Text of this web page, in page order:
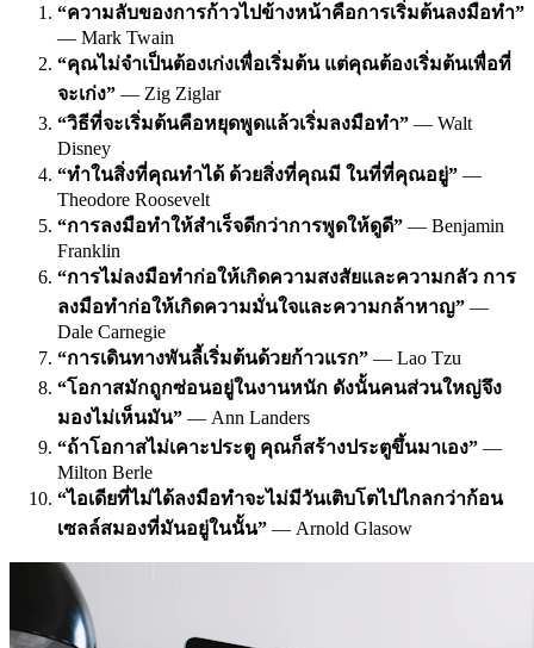
“ความลับของการก้าวไปข้างหน้าคือการเริ่มต้นลงมือทำ”
— Mark Twain
“คุณไม่จำเป็นต้องเก่งเพื่อเริ่มต้น แต่คุณต้องเริ่มต้นเพื่อที่
จะเก่ง” — Zig Ziglar
“วิธีที่จะเริ่มต้นคือหยุดพูดแล้วเริ่มลงมือทำ” — Walt
Disney
“ทำในสิ่งที่คุณทำได้ ด้วยสิ่งที่คุณมี ในที่ที่คุณอยู่” —
Theodore Roosevelt
“การลงมือทำให้สำเร็จดีกว่าการพูดให้ดูดี” — Benjamin
Franklin
“การไม่ลงมือทำก่อให้เกิดความสงสัยและความกลัว การ
ลงมือทำก่อให้เกิดความมั่นใจและความกล้าหาญ” —
Dale Carnegie
“การเดินทางพันลี้เริ่มต้นด้วยก้าวแรก” — Lao Tzu
“โอกาสมักถูกซ่อนอยู่ในงานหนัก ดังนั้นคนส่วนใหญ่จึง
มองไม่เห็นมัน” — Ann Landers
“ถ้าโอกาสไม่เคาะประตู คุณก็สร้างประตูขึ้นมาเอง” —
Milton Berle
“ไอเดียที่ไม่ได้ลงมือทำจะไม่มีวันเติบโตไปไกลกว่าก้อน
เซลล์สมองที่มันอยู่ในนั้น” — Arnold Glasow